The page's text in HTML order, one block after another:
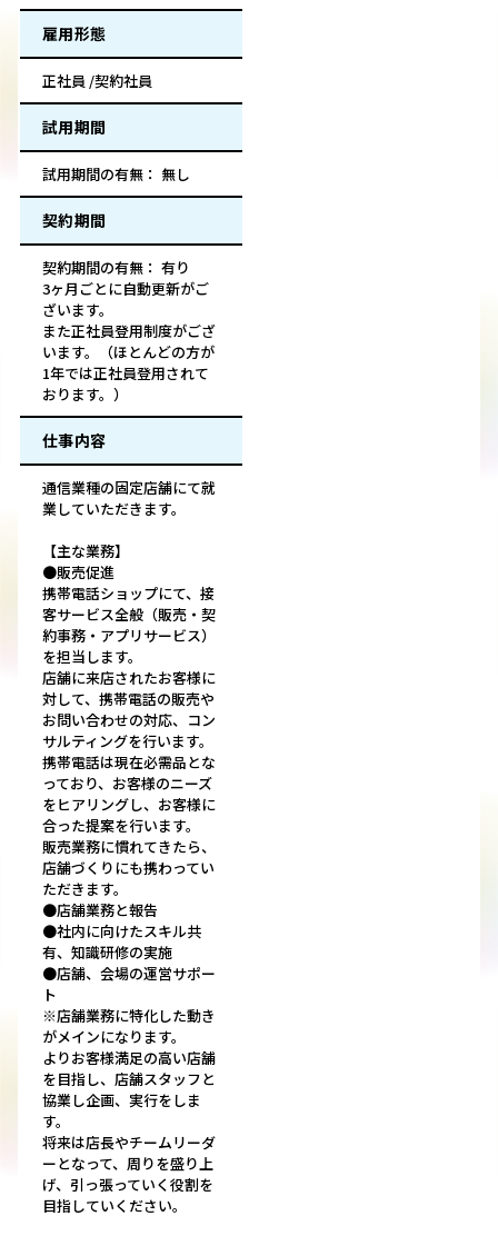
雇用形態
正社員 /契約社員
試用期間
試用期間の有無： 無し
契約期間
契約期間の有無： 有り
3ヶ月ごとに自動更新がご
ざいます。
また正社員登用制度がござ
います。（ほとんどの方が
1年では正社員登用されて
おります。）
仕事内容
通信業種の固定店舗にて就
業していただきます。
【主な業務】
●販売促進
携帯電話ショップにて、接
客サービス全般（販売・契
約事務・アプリサービス）
を担当します。
店舗に来店されたお客様に
対して、携帯電話の販売や
お問い合わせの対応、コン
サルティングを行います。
携帯電話は現在必需品とな
っており、お客様のニーズ
をヒアリングし、お客様に
合った提案を行います。
販売業務に慣れてきたら、
店舗づくりにも携わってい
ただきます。
●店舗業務と報告
●社内に向けたスキル共
有、知識研修の実施
●店舗、会場の運営サポー
ト
※店舗業務に特化した動き
がメインになります。
よりお客様満足の高い店舗
を目指し、店舗スタッフと
協業し企画、実行をしま
す。
将来は店長やチームリーダ
ーとなって、周りを盛り上
げ、引っ張っていく役割を
目指していください。